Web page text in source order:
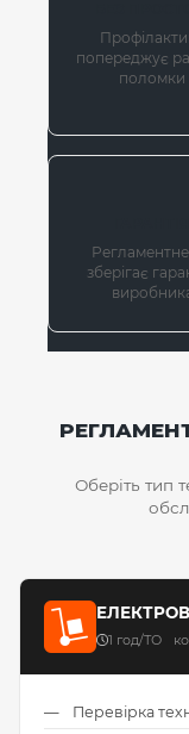
попереджує
поломки
зберігає
Оберіть тип
1 год/ТО
Перевірка